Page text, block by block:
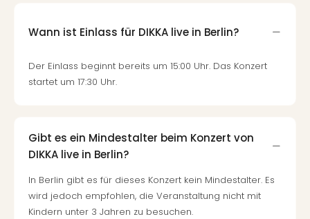
Wann ist Einlass für DIKKA live in Berlin?
Der Einlass beginnt bereits um 15:00 Uhr. Das Konzert
startet um 17:30 Uhr.
Gibt es ein Mindestalter beim Konzert von
DIKKA live in Berlin?
In Berlin gibt es für dieses Konzert kein Mindestalter. Es
wird jedoch empfohlen, die Veranstaltung nicht mit
Kindern unter 3 Jahren zu besuchen.